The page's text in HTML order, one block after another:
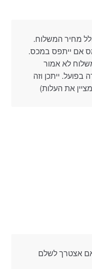
מחיר המשלוח.
אם ייתפס במכס.
לא אמור
בפועל. ייתכן וזה
את העלות)
285 ש"ח האם אצטרך לשלם